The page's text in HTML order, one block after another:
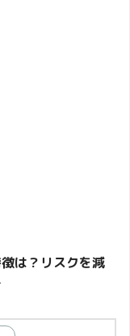
は？リスクを減